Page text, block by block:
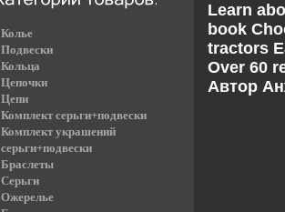
Learn
book
tractors
Over 60
Автор
Колье
Подвески
Кольца
Цепочки
Цепи
Комплект серьги+подвески
Комплект украшений
серьги+подвески
Браслеты
Серьги
Ожерелье